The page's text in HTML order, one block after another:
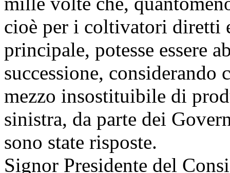
cioè per i coltivatori diretti
principale, potesse essere
successione,
mezzo insostituibile di
sinistra, da parte dei
sono state risposte.
Signor Presidente del